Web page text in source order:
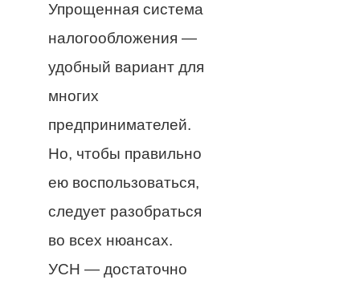
Упрощенная система
налогообложения —
удобный вариант для
многих
предпринимателей.
Но, чтобы правильно
ею воспользоваться,
следует разобраться
во всех нюансах.
УСН — достаточно